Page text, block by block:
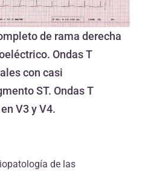
de rama derecha
Ondas T
con casi
ST. Ondas T
V3 y V4.
de las